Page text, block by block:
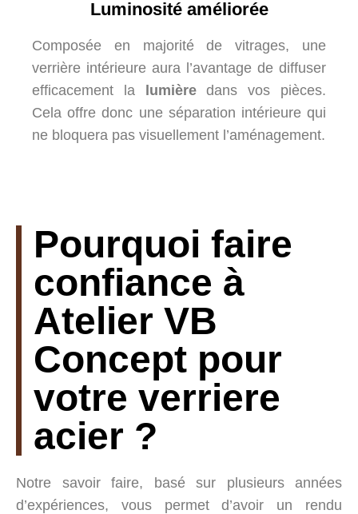
Luminosité améliorée
Composée en majorité de vitrages, une
verrière intérieure aura l’avantage de diffuser
efficacement la
lumièredans vos pièces.
Cela offre donc une séparation intérieure qui
ne bloquera pas visuellement l’aménagement.
Pourquoi faire
confiance à
Atelier VB
Concept pour
votre verriere
acier ?
Notre savoir faire, basé sur plusieurs années
d’expériences, vous permet d’avoir un rendu